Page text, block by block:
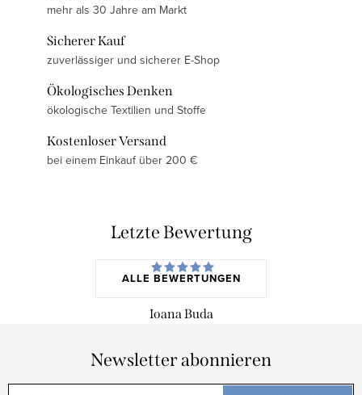
mehr als 30 Jahre am Markt
Sicherer Kauf
zuverlässiger und sicherer E-Shop
Ökologisches Denken
ökologische Textilien und Stoffe
Kostenloser Versand
bei einem Einkauf über 200 €
Letzte Bewertung
ALLE BEWERTUNGEN
Ioana Buda
Newsletter abonnieren